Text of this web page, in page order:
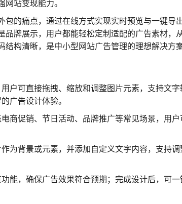
站变现能力。
的痛点，通过在线方式实现实时预览与一键导
牌展示，用户都能轻松定制适配的广告素材，
构清晰，是中小型网站广告管理的理想解决方案
户可直接拖拽、缩放和调整图片元素，支持文
广告设计体验。
商促销、节日活动、品牌推广等常见场景，用
为背景或元素，并添加自定义文字内容，支持
能，确保广告效果符合预期；完成设计后，可一